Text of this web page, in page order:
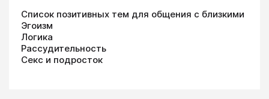
Список позитивных тем для общения с близкими
Эгоизм
Логика
Рассудительность
Секс и подросток